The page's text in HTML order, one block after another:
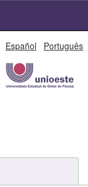
Español Português